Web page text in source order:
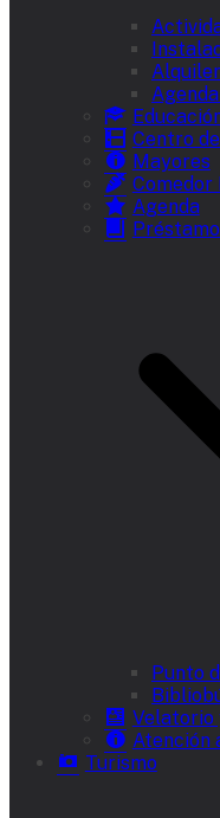
Centro
Mayores
Agenda
Punto
Velatorio
Atención
Turismo